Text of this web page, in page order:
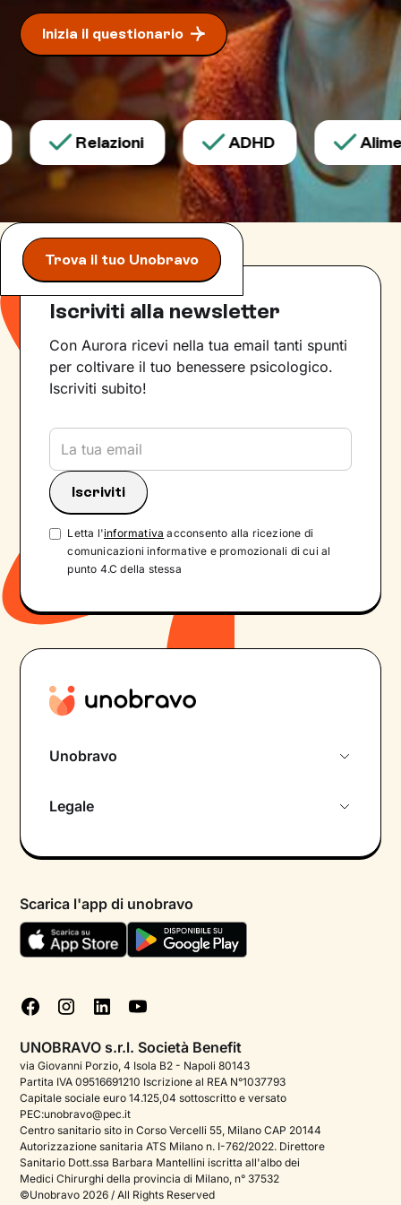
Inizia il questionario
Relazioni ADHD
Trova il tuo Unobravo
Iscriviti alla newsletter
Con Aurora ricevi nella tua email tanti spunti
per coltivare il tuo benessere psicologico.
Iscriviti subito!
Letta l'informativa acconsento alla ricezione di
comunicazioni informative e promozionali di cui al
punto 4.C della stessa
Unobravo
Psicologo in chat
Aiuto urgente
FAQ
Podcast di psicologia
Corporate
Psicologo italiano all'estero
Approfondimenti sulla salute mentale
Sala stampa
Legale
Termini e condizioni
Informativa Privacy
Cookie policy
Gestisci cookie
Scarica l'app di unobravo
UNOBRAVO s.r.l. Società Benefit
via Giovanni Porzio, 4 Isola B2 - Napoli 80143
Partita IVA 09516691210 Iscrizione al REA N°1037793
Capitale sociale euro 14.125,04 sottoscritto e versato
PEC:unobravo@pec.it
Centro sanitario sito in Corso Vercelli 55, Milano CAP 20144
Autorizzazione sanitaria ATS Milano n. I-762/2022. Direttore
Sanitario Dott.ssa Barbara Mantellini iscritta all'albo dei
Medici Chirurghi della provincia di Milano, n° 37532
©Unobravo 2026 / All Rights Reserved